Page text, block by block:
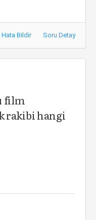
Hata Bildir Soru Detay
film
rakibi hangi